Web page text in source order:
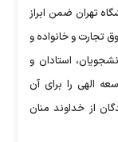
تهران ضمن ابراز
تجارت و خانواده و
استادان و
الهی را برای آن
از خداوند منان